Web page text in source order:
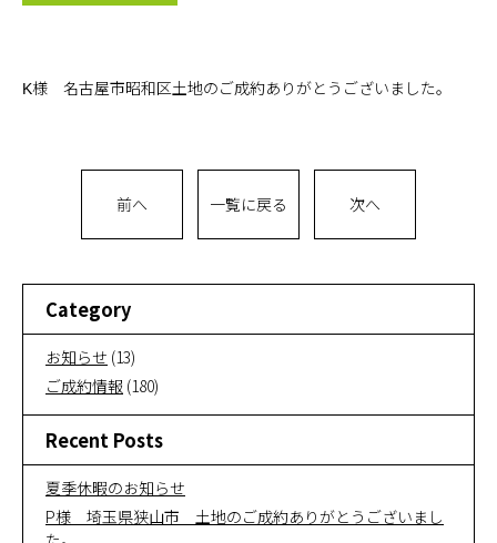
K様 名古屋市昭和区土地のご成約ありがとうございました。
前へ 一覧に戻る 次へ
Category
お知らせ (13)
ご成約情報 (180)
Recent Posts
夏季休暇のお知らせ
P様 埼玉県狭山市 土地のご成約ありがとうございまし